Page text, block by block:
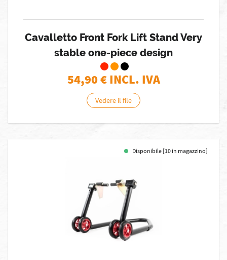
Cavalletto Front Fork Lift Stand Very
stable one-piece design
54,90€ INCL. IVA
Vedere il file
Disponibile [10 in magazzino]